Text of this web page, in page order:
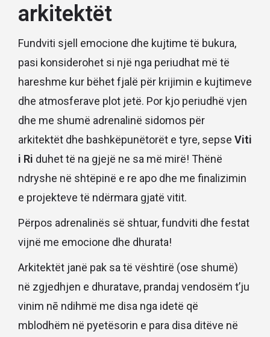
arkitektët
Fundviti sjell emocione dhe kujtime të bukura,
pasi konsiderohet si një nga periudhat më të
hareshme kur bëhet fjalë për krijimin e kujtimeve
dhe atmosferave plot jetë. Por kjo periudhë vjen
dhe me shumë adrenalinë sidomos për
arkitektët dhe bashkëpunëtorët e tyre, sepse Viti
i Ri duhet të na gjejë ne sa më mirë! Thënë
ndryshe në shtëpinë e re apo dhe me finalizimin
e projekteve të ndërmara gjatë vitit.
Përpos adrenalinës së shtuar, fundviti dhe festat
vijnë me emocione dhe dhurata!
Arkitektët janë pak sa të vështirë (ose shumë)
në zgjedhjen e dhuratave, prandaj vendosëm t’ju
vinim nē ndihmë me disa nga idetë që
mblodhëm në pyetësorin e para disa ditëve në